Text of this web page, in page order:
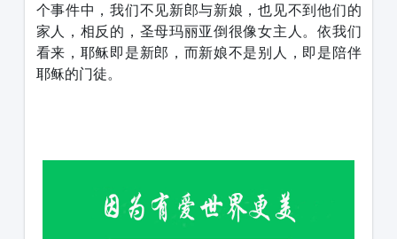
个事件中，我们不见新郎与新娘，也见不到他们的
家人，相反的，圣母玛丽亚倒很像女主人。依我们
看来，耶稣即是新郎，而新娘不是别人，即是陪伴
耶稣的门徒。